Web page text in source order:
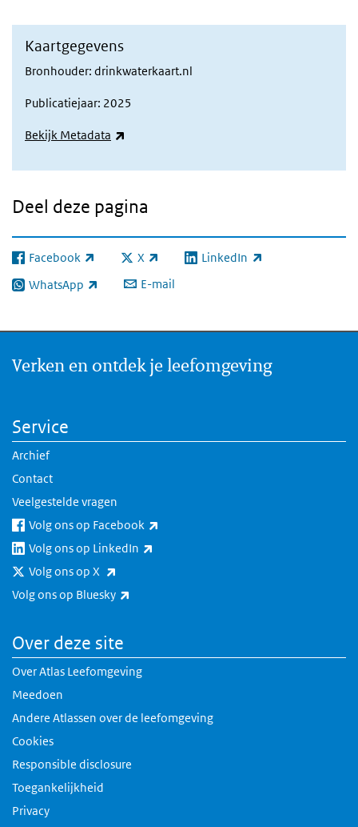
Kaartgegevens
Bronhouder: drinkwaterkaart.nl
Publicatiejaar: 2025
Bekijk Metadata
Deel deze pagina
Facebook
(externe link) X
(externe link) LinkedIn
(externe link)
WhatsApp
(externe link) E-mail
Verken en ontdek je leefomgeving
Service
Archief
Contact
Veelgestelde vragen
Volg ons op Facebook
Volg ons op LinkedIn
Volg ons op X
Volg ons op Bluesky
Over deze site
Over Atlas Leefomgeving
Meedoen
Andere Atlassen over de leefomgeving
Cookies
Responsible disclosure
Toegankelijkheid
Privacy